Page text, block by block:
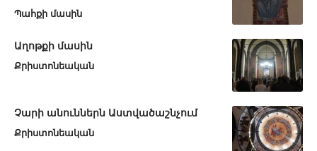
Պահքի մասին
Աղոթքի մասին
Քրիստոնեական
Չարի անուններն Աստվածաշնչում
Քրիստոնեական